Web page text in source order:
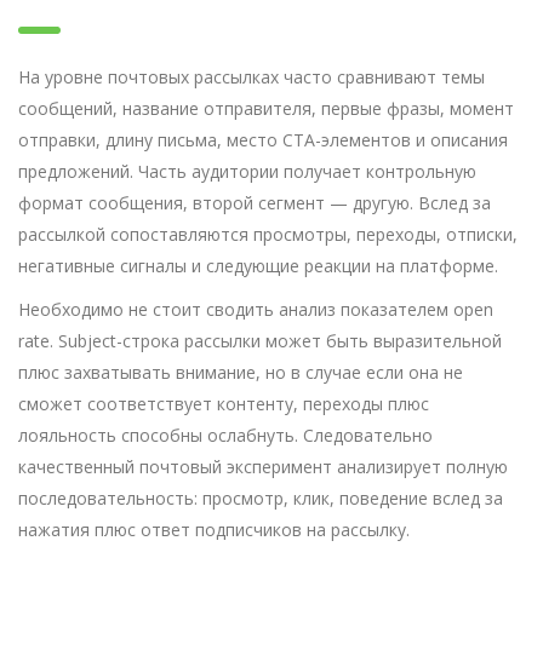
На уровне почтовых рассылках часто сравнивают темы
сообщений, название отправителя, первые фразы, момент
отправки, длину письма, место CTA-элементов и описания
предложений. Часть аудитории получает контрольную
формат сообщения, второй сегмент — другую. Вслед за
рассылкой сопоставляются просмотры, переходы, отписки,
негативные сигналы и следующие реакции на платформе.
Необходимо не стоит сводить анализ показателем open
rate. Subject-строка рассылки может быть выразительной
плюс захватывать внимание, но в случае если она не
сможет соответствует контенту, переходы плюс
лояльность способны ослабнуть. Следовательно
качественный почтовый эксперимент анализирует полную
последовательность: просмотр, клик, поведение вслед за
нажатия плюс ответ подписчиков на рассылку.